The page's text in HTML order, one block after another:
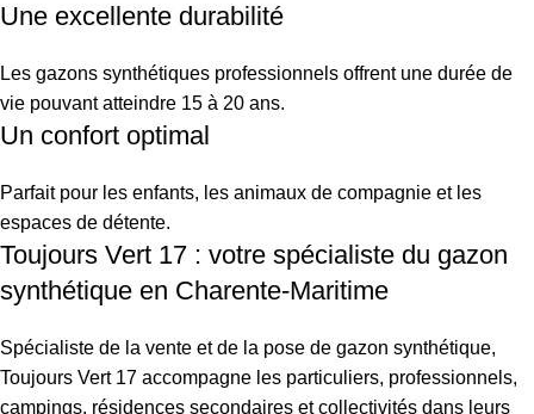
Une excellente durabilité
Les gazons synthétiques professionnels offrent une durée de
vie pouvant atteindre 15 à 20 ans.
Un confort optimal
Parfait pour les enfants, les animaux de compagnie et les
espaces de détente.
Toujours Vert 17 : votre spécialiste du gazon
synthétique en Charente-Maritime
Spécialiste de la vente et de la pose de gazon synthétique,
Toujours Vert 17 accompagne les particuliers, professionnels,
campings, résidences secondaires et collectivités dans leurs